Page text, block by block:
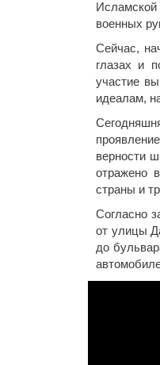
военных
Сейчас,
глазах и
участие
идеалам,
верности
отражено
страны и
Согласно
от улицы
до